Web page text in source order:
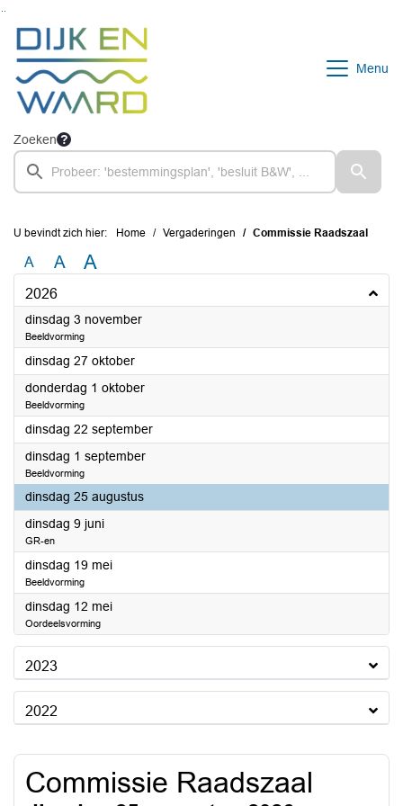
Menu
Zoeken
U bevindt zich hier: Home Vergaderingen Commissie Raadszaal
A A A
2026
dinsdag 3 november2026
Beeldvorming
dinsdag 27 oktober2026
donderdag 1 oktober2026
Beeldvorming
dinsdag 22 september2026
dinsdag 1 september2026
Beeldvorming
dinsdag 25 augustus2026
dinsdag 9 juni2026
GR-en
dinsdag 19 mei2026
Beeldvorming
dinsdag 12 mei2026
Oordeelsvorming
2023
2022
Commissie Raadszaal